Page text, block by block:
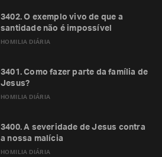
HOMILIA DIÁRIA
3402. O exemplo vivo de que a
santidade não é impossível
HOMILIA DIÁRIA
3401. Como fazer parte da família de
Jesus?
HOMILIA DIÁRIA
3400. A severidade de Jesus contra
a nossa malícia